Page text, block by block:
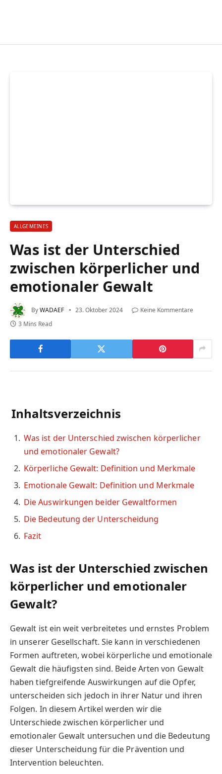
ALLGEMEINES
Was ist der Unterschied
zwischen körperlicher und
emotionaler Gewalt
ByWADAEF 23. Oktober 2024
Keine Kommentare
3 Mins Read
Inhaltsverzeichnis
Was ist der Unterschied zwischen körperlicher
und emotionaler Gewalt?
Körperliche Gewalt: Definition und Merkmale
Emotionale Gewalt: Definition und Merkmale
Die Auswirkungen beider Gewaltformen
Die Bedeutung der Unterscheidung
Fazit
Was ist der Unterschied zwischen
körperlicher und emotionaler
Gewalt?
Gewalt ist ein weit verbreitetes und ernstes Problem
in unserer Gesellschaft. Sie kann in verschiedenen
Formen auftreten, wobei körperliche und emotionale
Gewalt die häufigsten sind. Beide Arten von Gewalt
haben tiefgreifende Auswirkungen auf die Opfer,
unterscheiden sich jedoch in ihrer Natur und ihren
Folgen. In diesem Artikel werden wir die
Unterschiede zwischen körperlicher und
emotionaler Gewalt untersuchen und die Bedeutung
dieser Unterscheidung für die Prävention und
Intervention beleuchten.